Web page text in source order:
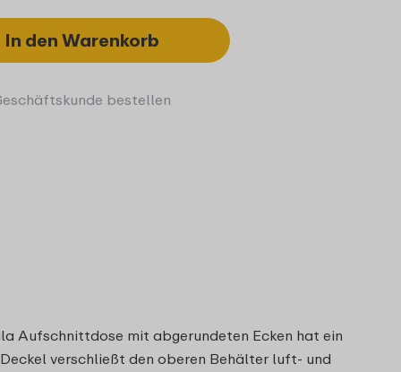
In den Warenkorb
bestellen
Aufschnittdose mit abgerundeten Ecken hat ein
verschließt den oberen Behälter luft- und